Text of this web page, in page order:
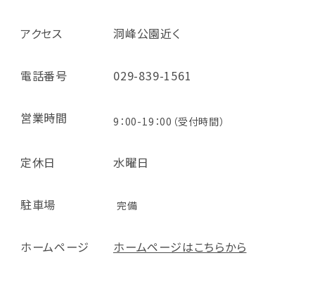
アクセス 洞峰公園近く
電話番号 029-839-1561
営業時間 9：00-19：00（受付時間）
定休日 水曜日
駐車場 完備
ホームページ ホームページはこちらから